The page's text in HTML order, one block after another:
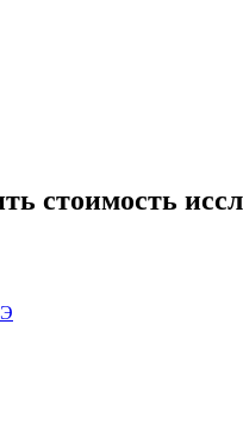
стоимость
Э